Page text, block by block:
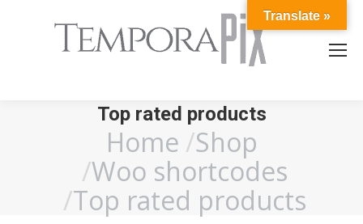
Top rated products
Home Shop
Woo shortcodes
Top rated products
Translate »